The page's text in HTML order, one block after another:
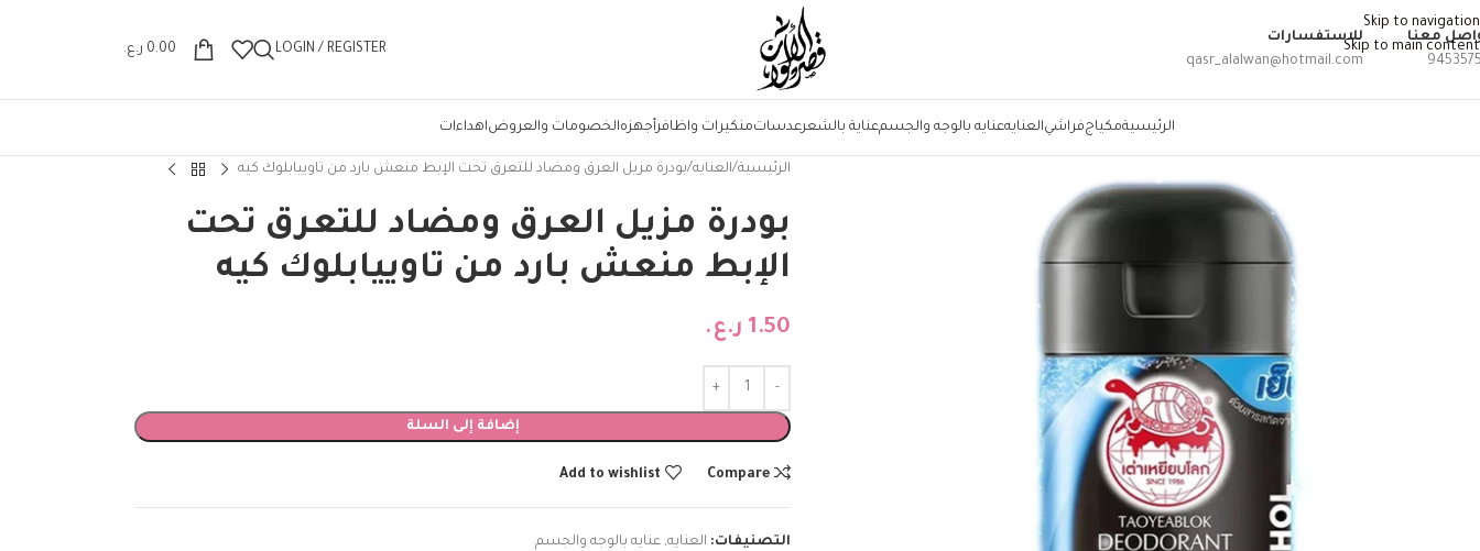
Skip to navigation
Skip to main content
معنا
للاستفسارات
qasr_alalwan@hotmail.com
LOGIN / REGISTER
0.00 ر.ع.
الرئيسيةمكياجفراشيالعنايهعنايه بالوجه والجسمعناية بالشعرعدساتمنكيرات واظافرأجهزهالخصومات والعروضاهداءات
الرئيسية العنايه بودرة مزيل العرق ومضاد للتعرق تحت الإبط منعش بارد من تاوييابلوك كيه
بودرة مزيل العرق ومضاد للتعرق تحت
الإبط منعش بارد من تاوييابلوك كيه
1.50 ر.ع.
إضافة إلى السلة
Compare
Add to wishlist
التصنيفات: العنايه, عنايه بالوجه والجسم